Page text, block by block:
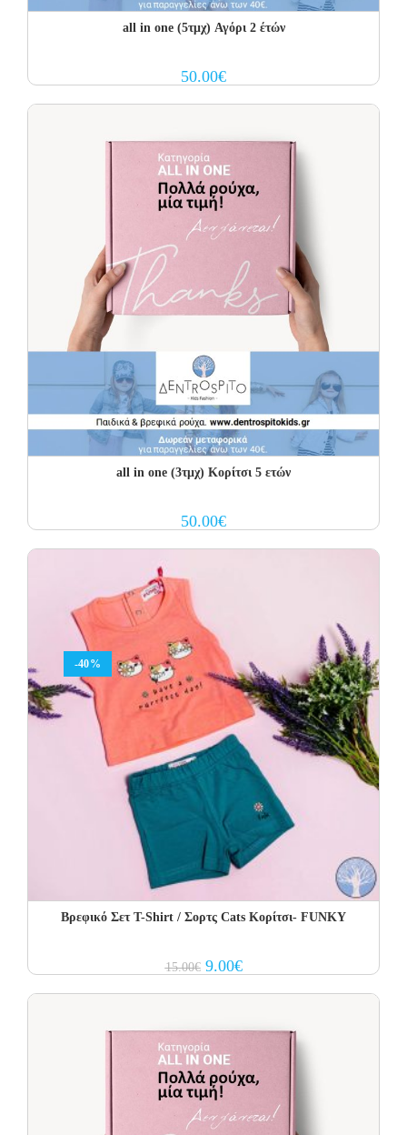
all in one (5τμχ) Αγόρι 2 έτών
50.00€
all in one (3τμχ) Κορίτσι 5 ετών
50.00€
-40%
Βρεφικό Σετ Τ-Shirt / Σορτς Cats Κορίτσι- FUNKY
15.00€ Original
price
9.00€Current
price